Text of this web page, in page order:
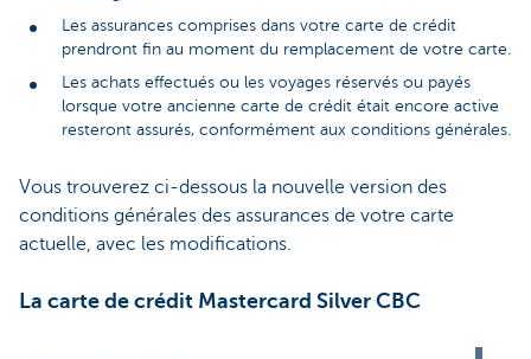
Les assurances comprises dans votre carte de crédit
prendront fin au moment du remplacement de votre carte.
Les achats effectués ou les voyages réservés ou payés
lorsque votre ancienne carte de crédit était encore active
resteront assurés, conformément aux conditions générales.
Vous trouverez ci-dessous la nouvelle version des
conditions générales des assurances de votre carte
actuelle, avec les modifications.
La carte de crédit Mastercard Silver CBC